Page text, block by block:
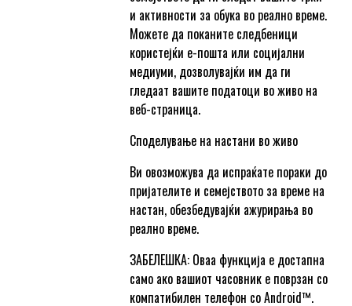
и активности за обука во реално време.
Можете да поканите следбеници
користејќи е-пошта или социјални
медиуми, дозволувајќи им да ги
гледаат вашите податоци во живо на
веб-страница.
Споделување на настани во живо
Ви овозможува да испраќате пораки до
пријателите и семејството за време на
настан, обезбедувајќи ажурирања во
реално време.
ЗАБЕЛЕШКА: Оваа функција е достапна
само ако вашиот часовник е поврзан со
компатибилен телефон со Android™.